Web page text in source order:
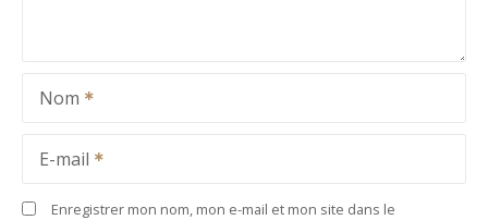
Nom
E-mail
Enregistrer mon nom, mon e-mail et mon site dans le